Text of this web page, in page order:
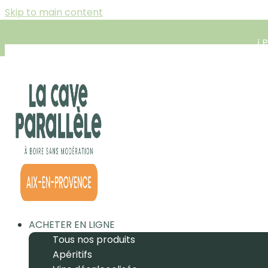
Skip to main content
ℹ️
ACHETER EN LIGNE
Tous nos produits
Apéritifs